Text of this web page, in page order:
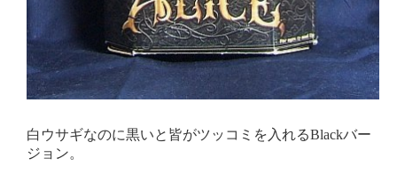
白ウサギなのに黒いと皆がツッコミを入れるBlackバー
ジョン。